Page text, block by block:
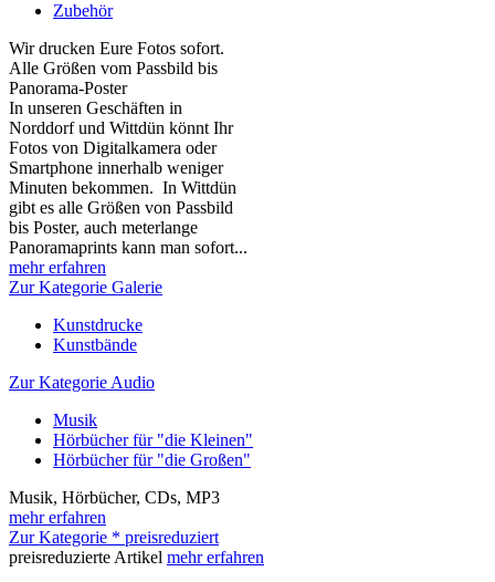
Zubehör
Wir drucken Eure Fotos sofort.
Alle Größen vom Passbild bis
Panorama-Poster
In unseren Geschäften in
Norddorf und Wittdün könnt Ihr
Fotos von Digitalkamera oder
Smartphone innerhalb weniger
Minuten bekommen. In Wittdün
gibt es alle Größen von Passbild
bis Poster, auch meterlange
Panoramaprints kann man sofort...
mehr erfahren
Zur Kategorie Galerie
Kunstdrucke
Kunstbände
Zur Kategorie Audio
Musik
Hörbücher für "die Kleinen"
Hörbücher für "die Großen"
Musik, Hörbücher, CDs, MP3
mehr erfahren
Zur Kategorie * preisreduziert
preisreduzierte Artikel mehr erfahren